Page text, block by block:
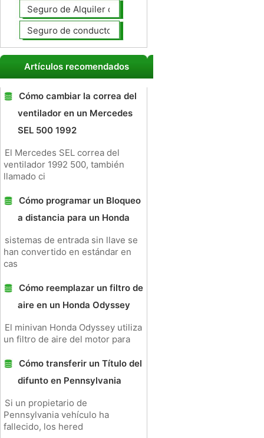
Seguro de Alquiler de coches
Seguro de conductores no asegurados
Artículos recomendados
Cómo cambiar la correa del
ventilador en un Mercedes
SEL 500 1992
El Mercedes SEL correa del
ventilador 1992 500, también
llamado ci
Cómo programar un Bloqueo
a distancia para un Honda
sistemas de entrada sin llave se
han convertido en estándar en
cas
Cómo reemplazar un filtro de
aire en un Honda Odyssey
El minivan Honda Odyssey utiliza
un filtro de aire del motor para
Cómo transferir un Título del
difunto en Pennsylvania
Si un propietario de
Pennsylvania vehículo ha
fallecido, los hered